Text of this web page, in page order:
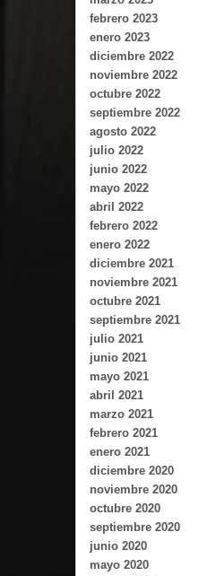
febrero 2023
enero 2023
diciembre 2022
noviembre 2022
octubre 2022
septiembre 2022
agosto 2022
julio 2022
junio 2022
mayo 2022
abril 2022
febrero 2022
enero 2022
diciembre 2021
noviembre 2021
octubre 2021
septiembre 2021
julio 2021
junio 2021
mayo 2021
abril 2021
marzo 2021
febrero 2021
enero 2021
diciembre 2020
noviembre 2020
octubre 2020
septiembre 2020
junio 2020
mayo 2020